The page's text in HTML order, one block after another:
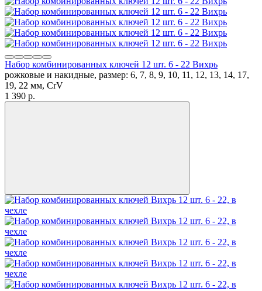
Набор комбинированных ключей 12 шт. 6 - 22 Вихрь
рожковые и накидные, размер: 6, 7, 8, 9, 10, 11, 12, 13, 14, 17,
19, 22 мм, CrV
1 390 p.